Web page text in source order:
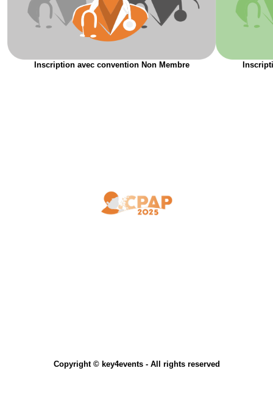
Inscription avec convention Non Membre
Copyright © key4events - All rights reserved